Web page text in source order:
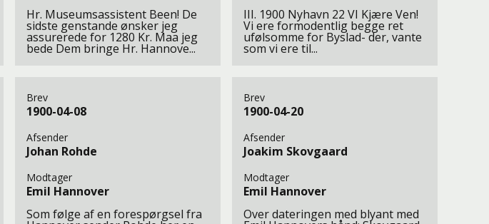
Hr. Museumsassistent Been! De
sidste genstande ønsker jeg
assurerede for 1280 Kr. Maa jeg
bede Dem bringe Hr. Hannove...
III. 1900 Nyhavn 22 VI Kjære Ven!
Vi ere formodentlig begge ret
ufølsomme for Byslad- der, vante
som vi ere til...
Brev
1900-04-08
Afsender
Johan Rohde
Modtager
Emil Hannover
Som følge af en forespørgsel fra
Brev
1900-04-20
Afsender
Joakim Skovgaard
Modtager
Emil Hannover
Over dateringen med blyant med